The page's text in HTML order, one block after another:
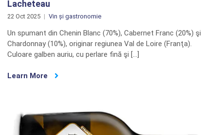
Lacheteau
22 Oct 2025 Vin și gastronomie
Un spumant din Chenin Blanc (70%), Cabernet Franc (20%) şi
Chardonnay (10%), originar regiunea Val de Loire (Franţa).
Culoare galben auriu, cu perlare fină şi […]
Learn More